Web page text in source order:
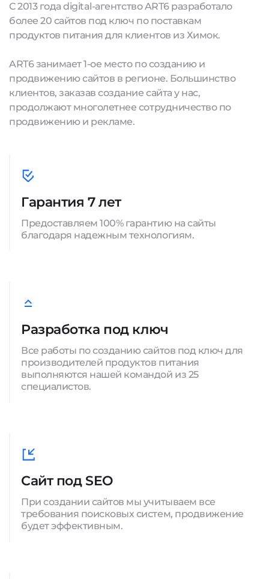
С 2013 года digital-агентство ART6 разработало
более 20 сайтов под ключ по поставкам
продуктов питания для клиентов из Химок.
ART6 занимает 1-ое место по созданию и
продвижению сайтов в регионе. Большинство
клиентов, заказав создание сайта у нас,
продолжают многолетнее сотрудничество по
продвижению и рекламе.
Гарантия 7 лет
Предоставляем 100% гарантию на сайты
благодаря надежным технологиям.
Разработка под ключ
Все работы по созданию сайтов под ключ для
производителей продуктов питания
выполняются нашей командой из 25
специалистов.
Сайт под SEO
При создании сайтов мы учитываем все
требования поисковых систем, продвижение
будет эффективным.